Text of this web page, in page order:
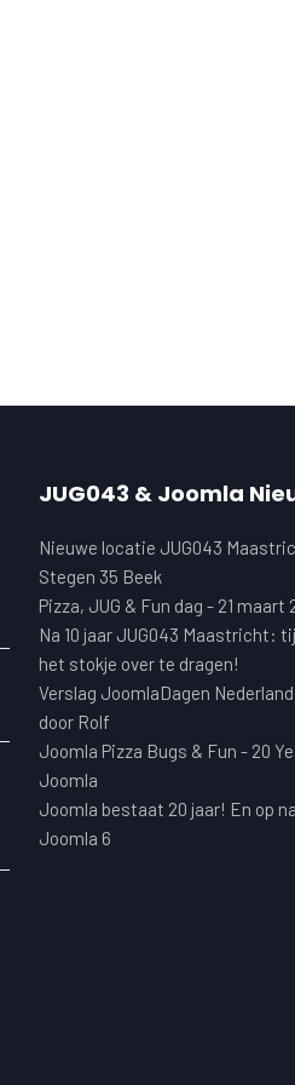
JUG043 & Joomla
Nieuwe locatie JUG043
Stegen 35 Beek
Pizza, JUG & Fun dag - 21 maart
Na 10 jaar JUG043 Maastricht:
het stokje over te dragen!
Verslag JoomlaDagen
door Rolf
Joomla Pizza Bugs & Fun - 20
Joomla
Joomla bestaat 20 jaar! En op
Joomla 6